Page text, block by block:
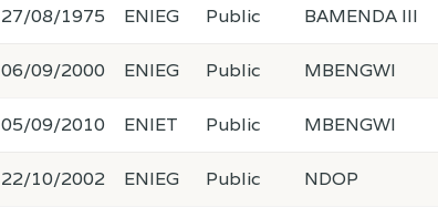
27/08/1975 ENIEG Public BAMENDA III
06/09/2000 ENIEG Public MBENGWI
05/09/2010 ENIET Public MBENGWI
22/10/2002 ENIEG Public NDOP